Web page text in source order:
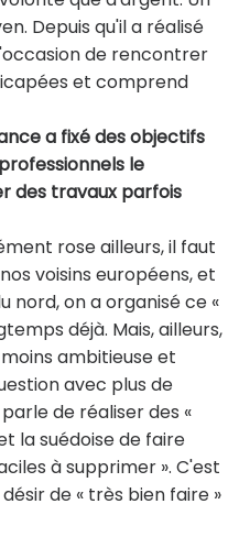
Depuis qu'il a réalisé
de rencontrer
et comprend
a fixé des objectifs
le
des travaux parfois
rose ailleurs, il faut
voisins européens, et
nord, on a organisé ce «
déjà. Mais, ailleurs,
ambitieuse et
avec plus de
de réaliser des «
la suédoise de faire
à supprimer ». C'est
de « très bien faire »